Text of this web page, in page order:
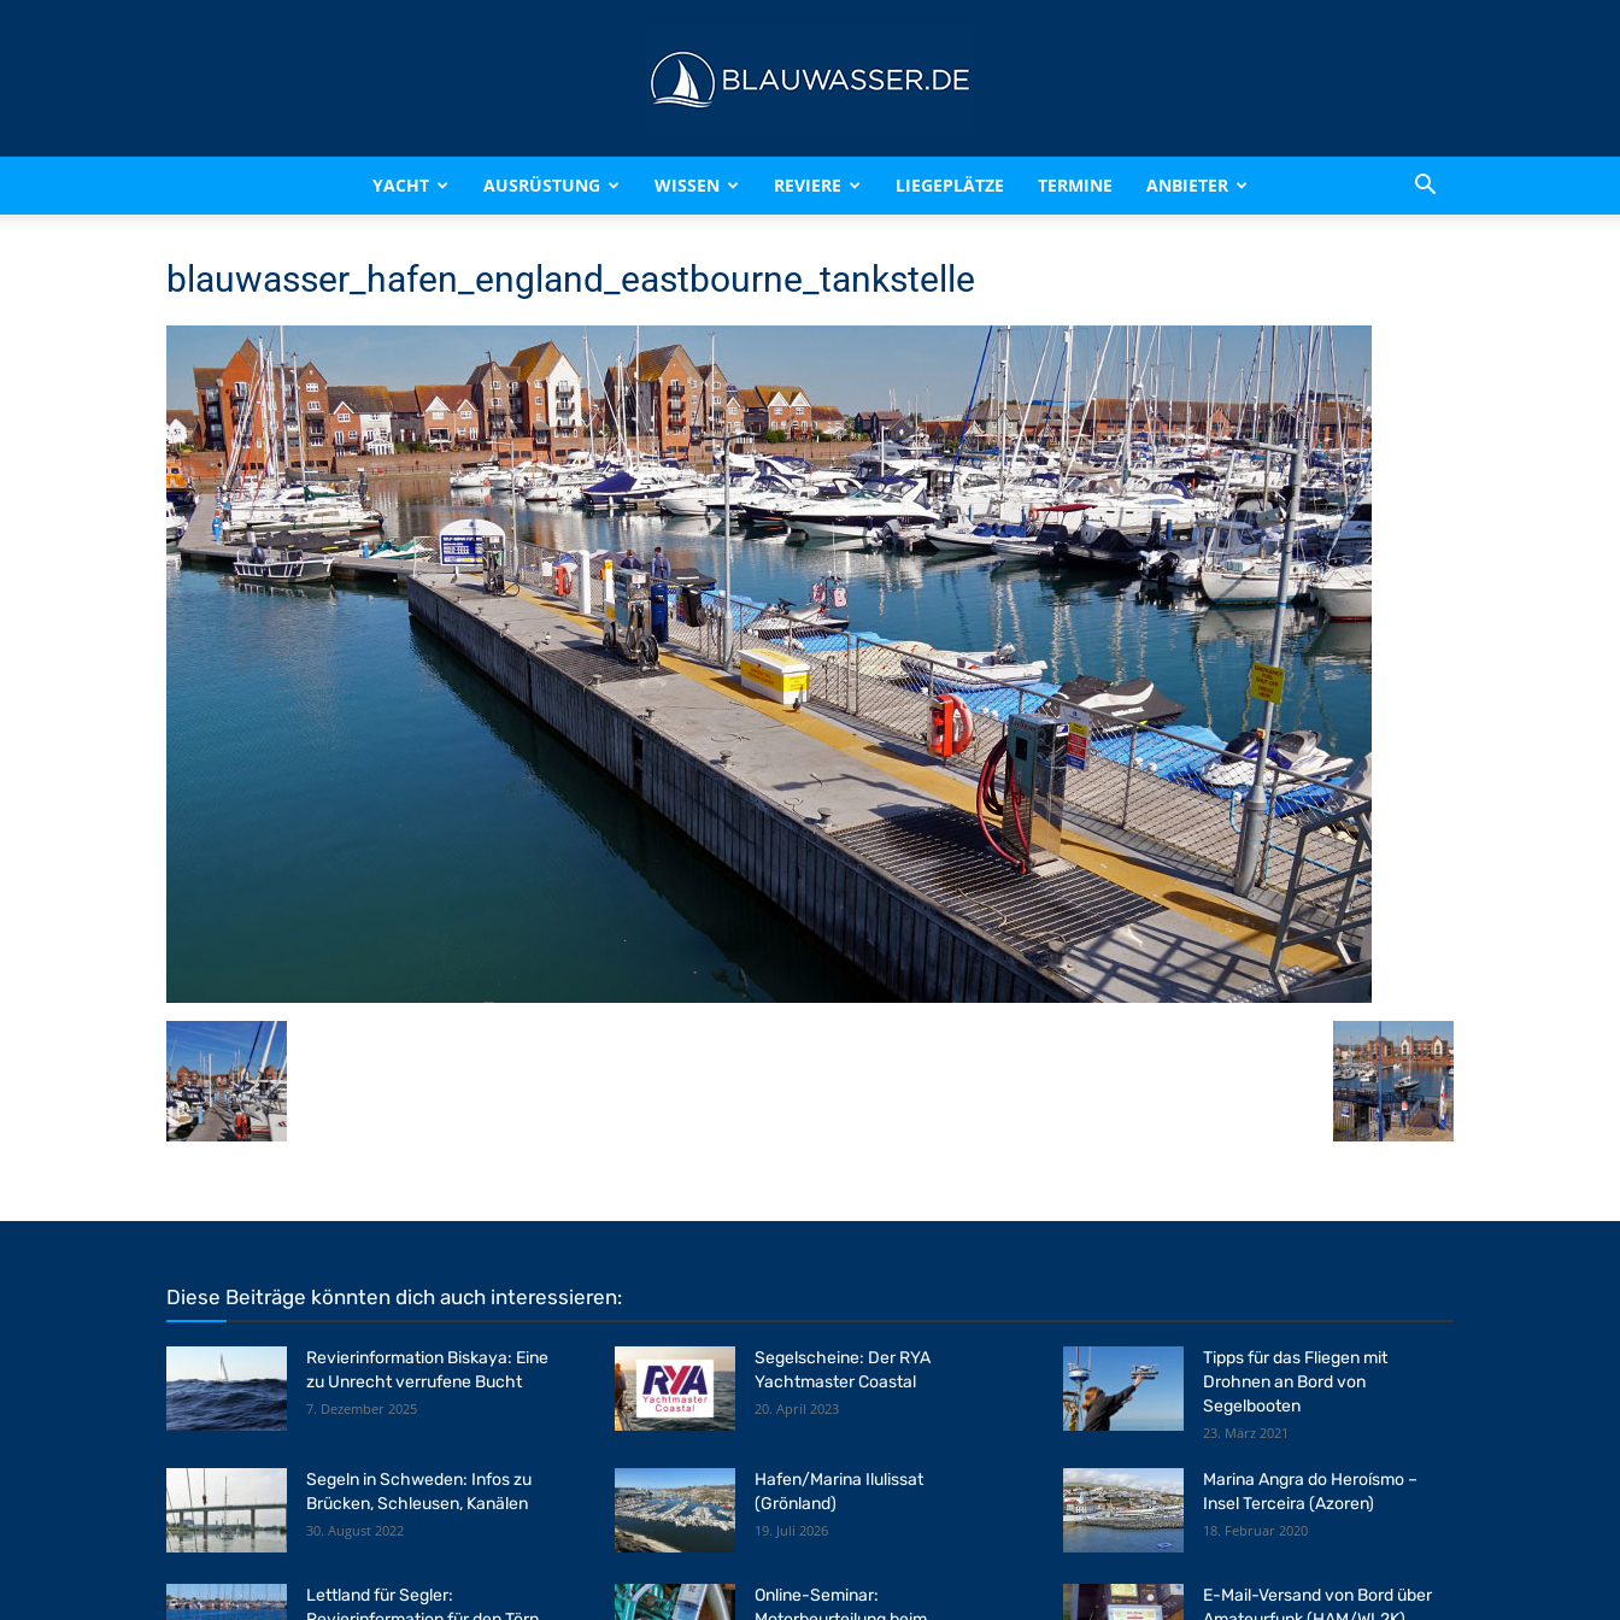
BLAUWASSER.DE
YACHT AUSRÜSTUNG WISSEN REVIERE LIEGEPLÄTZE TERMINE ANBIETER
blauwasser_hafen_england_eastbourne_tankstelle
Diese Beiträge könnten dich auch interessieren:
Revierinformation Biskaya: Eine
zu Unrecht verrufene Bucht
7. Dezember 2025
Segelscheine: Der RYA
Yachtmaster Coastal
20. April 2023
Tipps für das Fliegen mit
Drohnen an Bord von
Segelbooten
23. März 2021
Segeln in Schweden: Infos zu
Brücken, Schleusen, Kanälen
30. August 2022
Hafen/Marina Ilulissat
(Grönland)
19. Juli 2026
Marina Angra do Heroísmo –
Insel Terceira (Azoren)
18. Februar 2020
Lettland für Segler:
Online-Seminar:
E-Mail-Versand von Bord über